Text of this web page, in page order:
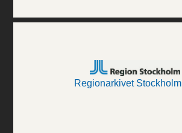
Regionarkivet Stockholm